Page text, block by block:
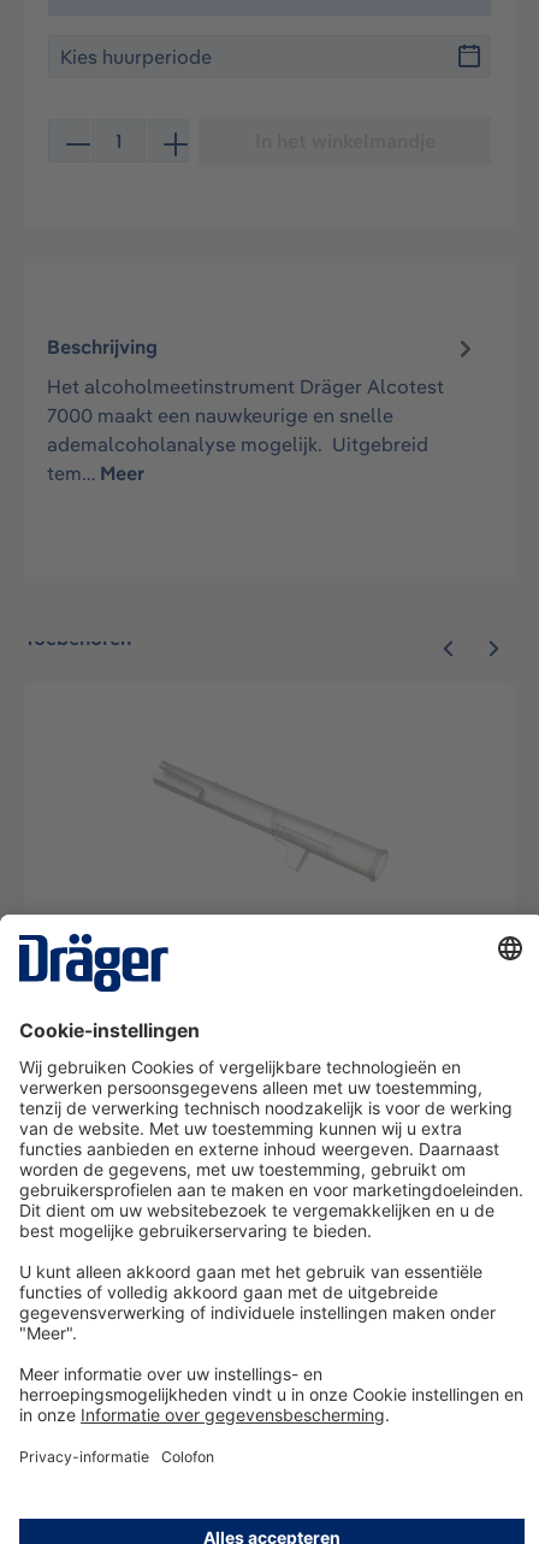
Producthoeveelheid: Voer de gewenste
Beschrijving
Het alcoholmeetinstrument Dräger Alcotest
7000 maakt een nauwkeurige en snelle
ademalcoholanalyse mogelijk. Uitgebreid
tem… Meer
Toebehoren
Mondstukjes (100 stuks) voor Dräger Alcotest
SRM06425
€ 53,30*
In het winkelmandje
Technologie voor het leven
Service-Hotline
Shop Service